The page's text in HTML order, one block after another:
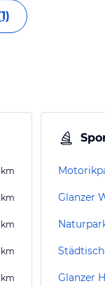
km
km
km
km
km
Glanzer
Glanzer